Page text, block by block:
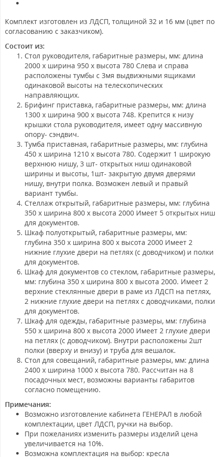
Комплект изготовлен из ЛДСП, толщиной 32 и 16 мм (цвет по
согласованию с заказчиком).
Состоит из:
Стол руководителя, габаритные размеры, мм: длина
2000 х ширина 950 х высота 780 Слева и справа
расположены тумбы с 3мя выдвижными ящиками
одинаковой высоты на телескопических
направляющих.
Брифинг приставка, габаритные размеры, мм: длина
1300 х ширина 900 х высота 748. Крепится к низу
крышки стола руководителя, имеет одну массивную
опору- сэндвич.
Тумба приставная, габаритные размеры, мм: глубина
450 х ширина 1210 х высота 780. Содержит 1 широкую
верхнюю нишу, 3 шт- открытых ниш одинаковой
ширины и высоты, 1шт- закрытую двумя дверями
нишу, внутри полка. Возможен левый и правый
вариант тумбы.
Стеллаж открытый, габаритные размеры, мм: глубина
350 х ширина 800 х высота 2000 Имеет 5 открытых ниш
для документов.
Шкаф полуоткрытый, габаритные размеры, мм:
глубина 350 х ширина 800 х высота 2000 Имеет 2
нижние глухие двери на петлях (с доводчиком) и полки
для документов.
Шкаф для документов со стеклом, габаритные размеры,
мм: глубина 350 х ширина 800 х высота 2000. Имеет 2
верхние стеклянные двери в раме из ЛДСП на петлях,
2 нижние глухие двери на петлях с доводчиками, полки
для документов.
Шкаф для одежды, габаритные размеры, мм: глубина
550 х ширина 800 х высота 2000 Имеет 2 глухие двери
на петлях (с доводчиком). Внутри расположены 2шт
полки (вверху и внизу) и труба для вешалок.
Стол для совещаний, габаритные размеры, мм: длина
2400 х ширина 1000 х высота 780. Рассчитан на 8
посадочных мест, возможны варианты габаритов
согласно помещению.
Примечания:
Возможно изготовление кабинета ГЕНЕРАЛ в любой
комплектации, цвет ЛДСП, ручки на выбор.
При пожеланиях изменить размеры изделий цена
увеличивается на 10%.
Возможна комплектация на выбор: кресла